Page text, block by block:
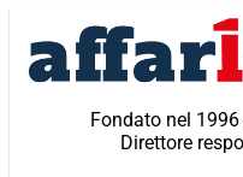
contenuto
Fondato nel
Direttore